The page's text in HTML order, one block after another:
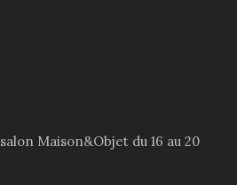
Maison&Objet du 16 au 20